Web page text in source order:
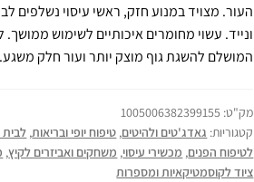
העור. מצויד במנוע חזק, ראשי עיסוי נשלפים
ונייד. עשוי מחומרים איכותיים לשימוש
המושלם להשגת גוף מוצק יותר ועור חלק משגע.
מק"ט: 1005006382399155
קטגוריות: גאדג'טים ולהיטים, טיפוח יופי ובריאות,
לטיפוח הפנים, מכשירי עיסוי, משחקים ואביזרים לקיץ,
ציוד לקוסמטיקאיות ומספרות